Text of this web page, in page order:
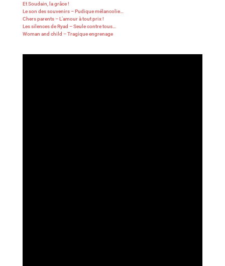
Et Soudain, la grâce !
Le son des souvenirs – Pudique mélancolie…
Chers parents – L’amour à tout prix !
Les silences de Ryad – Seule contre tous…
Woman and child – Tragique engrenage